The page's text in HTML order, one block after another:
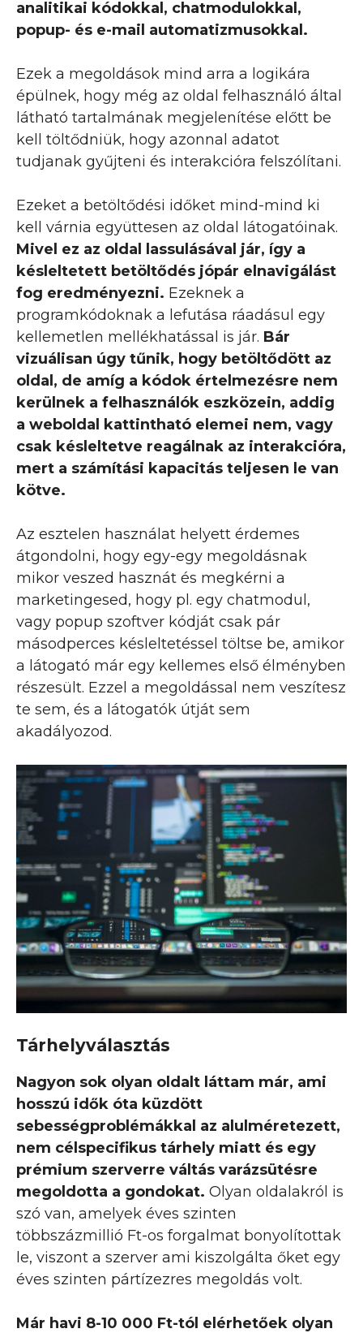
analitikai kódokkal, chatmodulokkal,
popup- és e-mail automatizmusokkal.
Ezek a megoldások mind arra a logikára
épülnek, hogy még az oldal felhasználó által
látható tartalmának megjelenítése előtt be
kell töltődniük, hogy azonnal adatot
tudjanak gyűjteni és interakcióra felszólítani.
Ezeket a betöltődési időket mind-mind ki
kell várnia együttesen az oldal látogatóinak.
Mivel ez az oldal lassulásával jár, így a
késleltetett betöltődés jópár elnavigálást
fog eredményezni. Ezeknek a
programkódoknak a lefutása ráadásul egy
kellemetlen mellékhatással is jár. Bár
vizuálisan úgy tűnik, hogy betöltődött az
oldal, de amíg a kódok értelmezésre nem
kerülnek a felhasználók eszközein, addig
a weboldal kattintható elemei nem, vagy
csak késleltetve reagálnak az interakcióra,
mert a számítási kapacitás teljesen le van
kötve.
Az esztelen használat helyett érdemes
átgondolni, hogy egy-egy megoldásnak
mikor veszed hasznát és megkérni a
marketingesed, hogy pl. egy chatmodul,
vagy popup szoftver kódját csak pár
másodperces késleltetéssel töltse be, amikor
a látogató már egy kellemes első élményben
részesült. Ezzel a megoldással nem veszítesz
te sem, és a látogatók útját sem
akadályozod.
Tárhelyválasztás
Nagyon sok olyan oldalt láttam már, ami
hosszú idők óta küzdött
sebességproblémákkal az alulméretezett,
nem célspecifikus tárhely miatt és egy
prémium szerverre váltás varázsütésre
megoldotta a gondokat. Olyan oldalakról is
szó van, amelyek éves szinten
többszázmillió Ft-os forgalmat bonyolítottak
le, viszont a szerver ami kiszolgálta őket egy
éves szinten pártízezres megoldás volt.
Már havi 8-10 000 Ft-tól elérhetőek olyan